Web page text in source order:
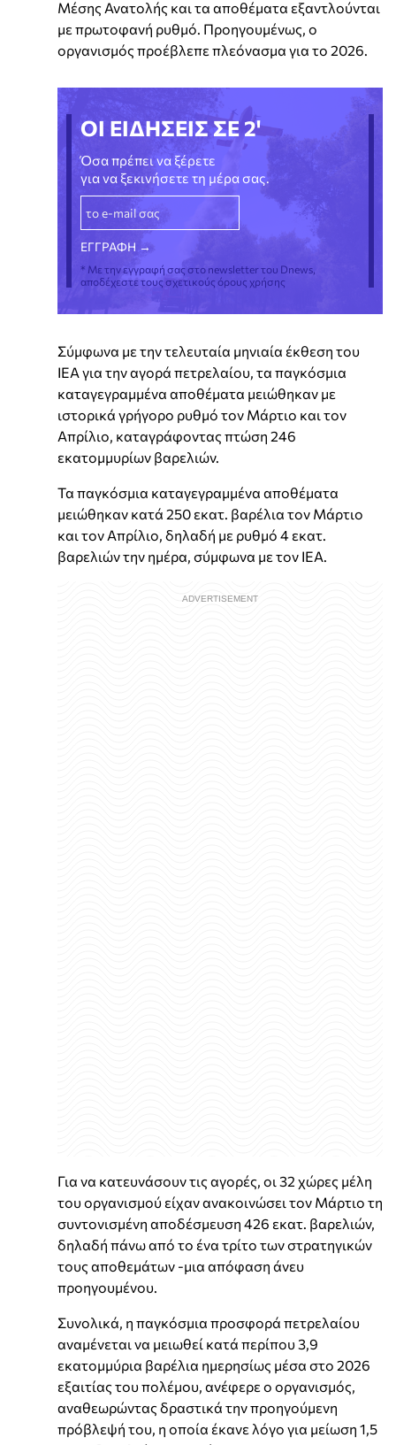
Μέσης Ανατολής και τα αποθέματα εξαντλούνται
με πρωτοφανή ρυθμό. Προηγουμένως, ο
οργανισμός προέβλεπε πλεόνασμα για το 2026.
ΟΙ ΕΙΔΗΣΕΙΣ ΣΕ 2'
Όσα πρέπει να ξέρετε
για να ξεκινήσετε τη μέρα σας.
* Με την εγγραφή σας στο newsletter του Dnews,
αποδέχεστε τους σχετικούς όρους χρήσης
Σύμφωνα με την τελευταία μηνιαία έκθεση του
IEA για την αγορά πετρελαίου, τα παγκόσμια
καταγεγραμμένα αποθέματα μειώθηκαν με
ιστορικά γρήγορο ρυθμό τον Μάρτιο και τον
Απρίλιο, καταγράφοντας πτώση 246
εκατομμυρίων βαρελιών.
Τα παγκόσμια καταγεγραμμένα αποθέματα
μειώθηκαν κατά 250 εκατ. βαρέλια τον Μάρτιο
και τον Απρίλιο, δηλαδή με ρυθμό 4 εκατ.
βαρελιών την ημέρα, σύμφωνα με τον ΙΕΑ.
Για να κατευνάσουν τις αγορές, οι 32 χώρες μέλη
του οργανισμού είχαν ανακοινώσει τον Μάρτιο τη
συντονισμένη αποδέσμευση 426 εκατ. βαρελιών,
δηλαδή πάνω από το ένα τρίτο των στρατηγικών
τους αποθεμάτων -μια απόφαση άνευ
προηγουμένου.
Συνολικά, η παγκόσμια προσφορά πετρελαίου
αναμένεται να μειωθεί κατά περίπου 3,9
εκατομμύρια βαρέλια ημερησίως μέσα στο 2026
εξαιτίας του πολέμου, ανέφερε ο οργανισμός,
αναθεωρώντας δραστικά την προηγούμενη
πρόβλεψή του, η οποία έκανε λόγο για μείωση 1,5